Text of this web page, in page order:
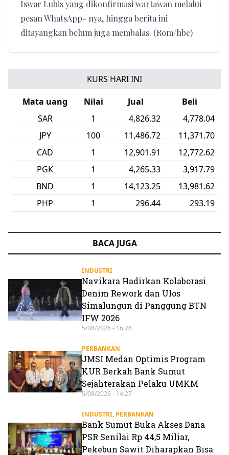
Iswar Lubis yang dikonfirmasi wartawan melalui
pesan WhatsApp- nya, hingga berita ini
ditayangkan belum juga membalas. (Rom/hbc)
KURS HARI INI
Mata uang
Nilai Jual
Beli
SAR
1 4,826.32
4,778.04
JPY
100 11,486.72
11,371.70
CAD
1 12,901.91
12,772.62
PGK
1 4,265.33
3,917.79
BND
1 14,123.25
13,981.62
PHP
1 296.44 293.19
BACA JUGA
INDUSTRI
Navikara Hadirkan Kolaborasi
Denim Rework dan Ulos
Simalungun di Panggung BTN
IFW 2026
5/08/2026 - 16:26
PERBANKAN
JMSI Medan Optimis Program
KUR Berkah Bank Sumut
Sejahterakan Pelaku UMKM
5/08/2026 - 14:27
INDUSTRI, PERBANKAN
Bank Sumut Buka Akses Dana
PSR Senilai Rp 44,5 Miliar,
Pekebun Sawit Diharapkan Bisa